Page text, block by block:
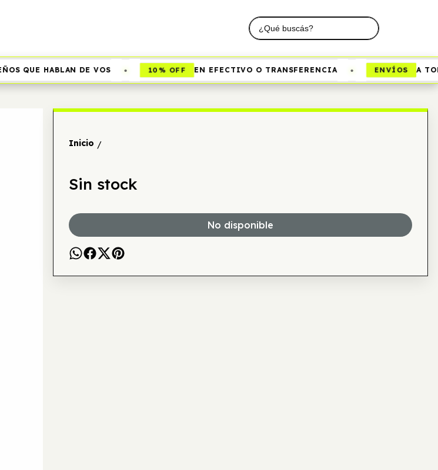
QUE HABLAN DE VOS 10% OFF EN EFECTIVO O TRANSFERENCIA ENVÍOS A
Inicio /
Sin stock
No disponible